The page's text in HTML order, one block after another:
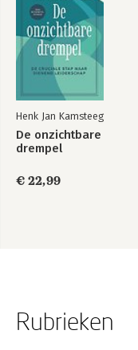
Henk Jan Kamsteeg
De onzichtbare
drempel
€ 22,99
Rubrieken